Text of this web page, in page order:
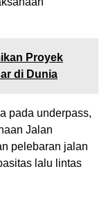
Proyek
di Dunia
pada underpass,
Jalan
pelebaran jalan
lalu lintas